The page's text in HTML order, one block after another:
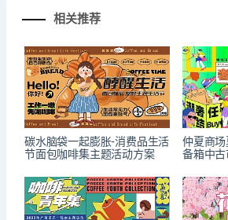
相关推荐
碳水脑袋一起膨胀-消费品生活
节面包咖啡集主题活动方案
仲夏商
备箱中